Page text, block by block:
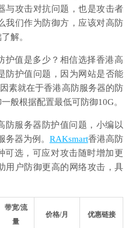
与攻击对抗问题，也是攻击者
我们作为防御方，应该对高防
解。
护值是多少？相信选择香港高
防护值问题，因为网站是否能
素就在于香港高防服务器的防
般根据配置最低可防御10G。
防服务器防护值问题，小编以
务器为例。 RAKsmart香港高防
可选，可应对攻击随时增加更
用户防御更高的网络攻击，具
带宽/流
量
价格/月 优惠链接